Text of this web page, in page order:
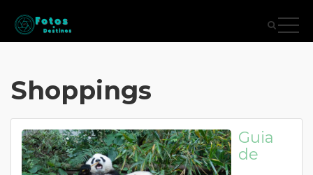
Shoppings
Guia
de